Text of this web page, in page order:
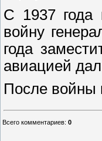
С 1937 года
войну
года
авиацией
После войны
Всего комментариев: 0